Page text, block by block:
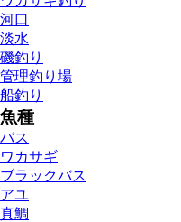
河口
淡水
磯釣り
管理釣り場
船釣り
魚種
バス
ワカサギ
ブラックバス
アユ
真鯛